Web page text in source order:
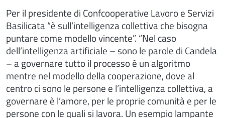
Per il presidente di Confcooperative Lavoro e Servizi
Basilicata “è sull’intelligenza collettiva che bisogna
puntare come modello vincente”. “Nel caso
dell’intelligenza artificiale – sono le parole di Candela
– a governare tutto il processo è un algoritmo
mentre nel modello della cooperazione, dove al
centro ci sono le persone e l’intelligenza collettiva, a
governare è l’amore, per le proprie comunità e per le
persone con le quali si lavora. Un esempio lampante